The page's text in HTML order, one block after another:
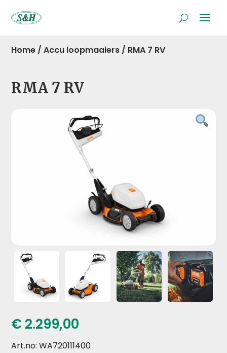
Home /Accu loopmaaiers / RMA 7 RV
RMA 7 RV
€ 2.299,00
Art.no: WA720111400